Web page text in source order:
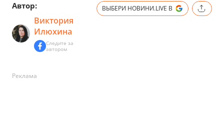
Автор:
Виктория
Илюхина
Следите за
автором
ВЫБЕРИ НОВИНИ.LIVE В
Реклама